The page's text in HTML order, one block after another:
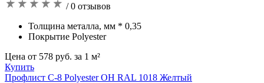
/ 0 отзывов
Толщина металла, мм * 0,35
Покрытие Polyester
Цена от 578 руб. за 1 м²
Купить
Профлист С-8 Polyester OH RAL 1018 Желтый